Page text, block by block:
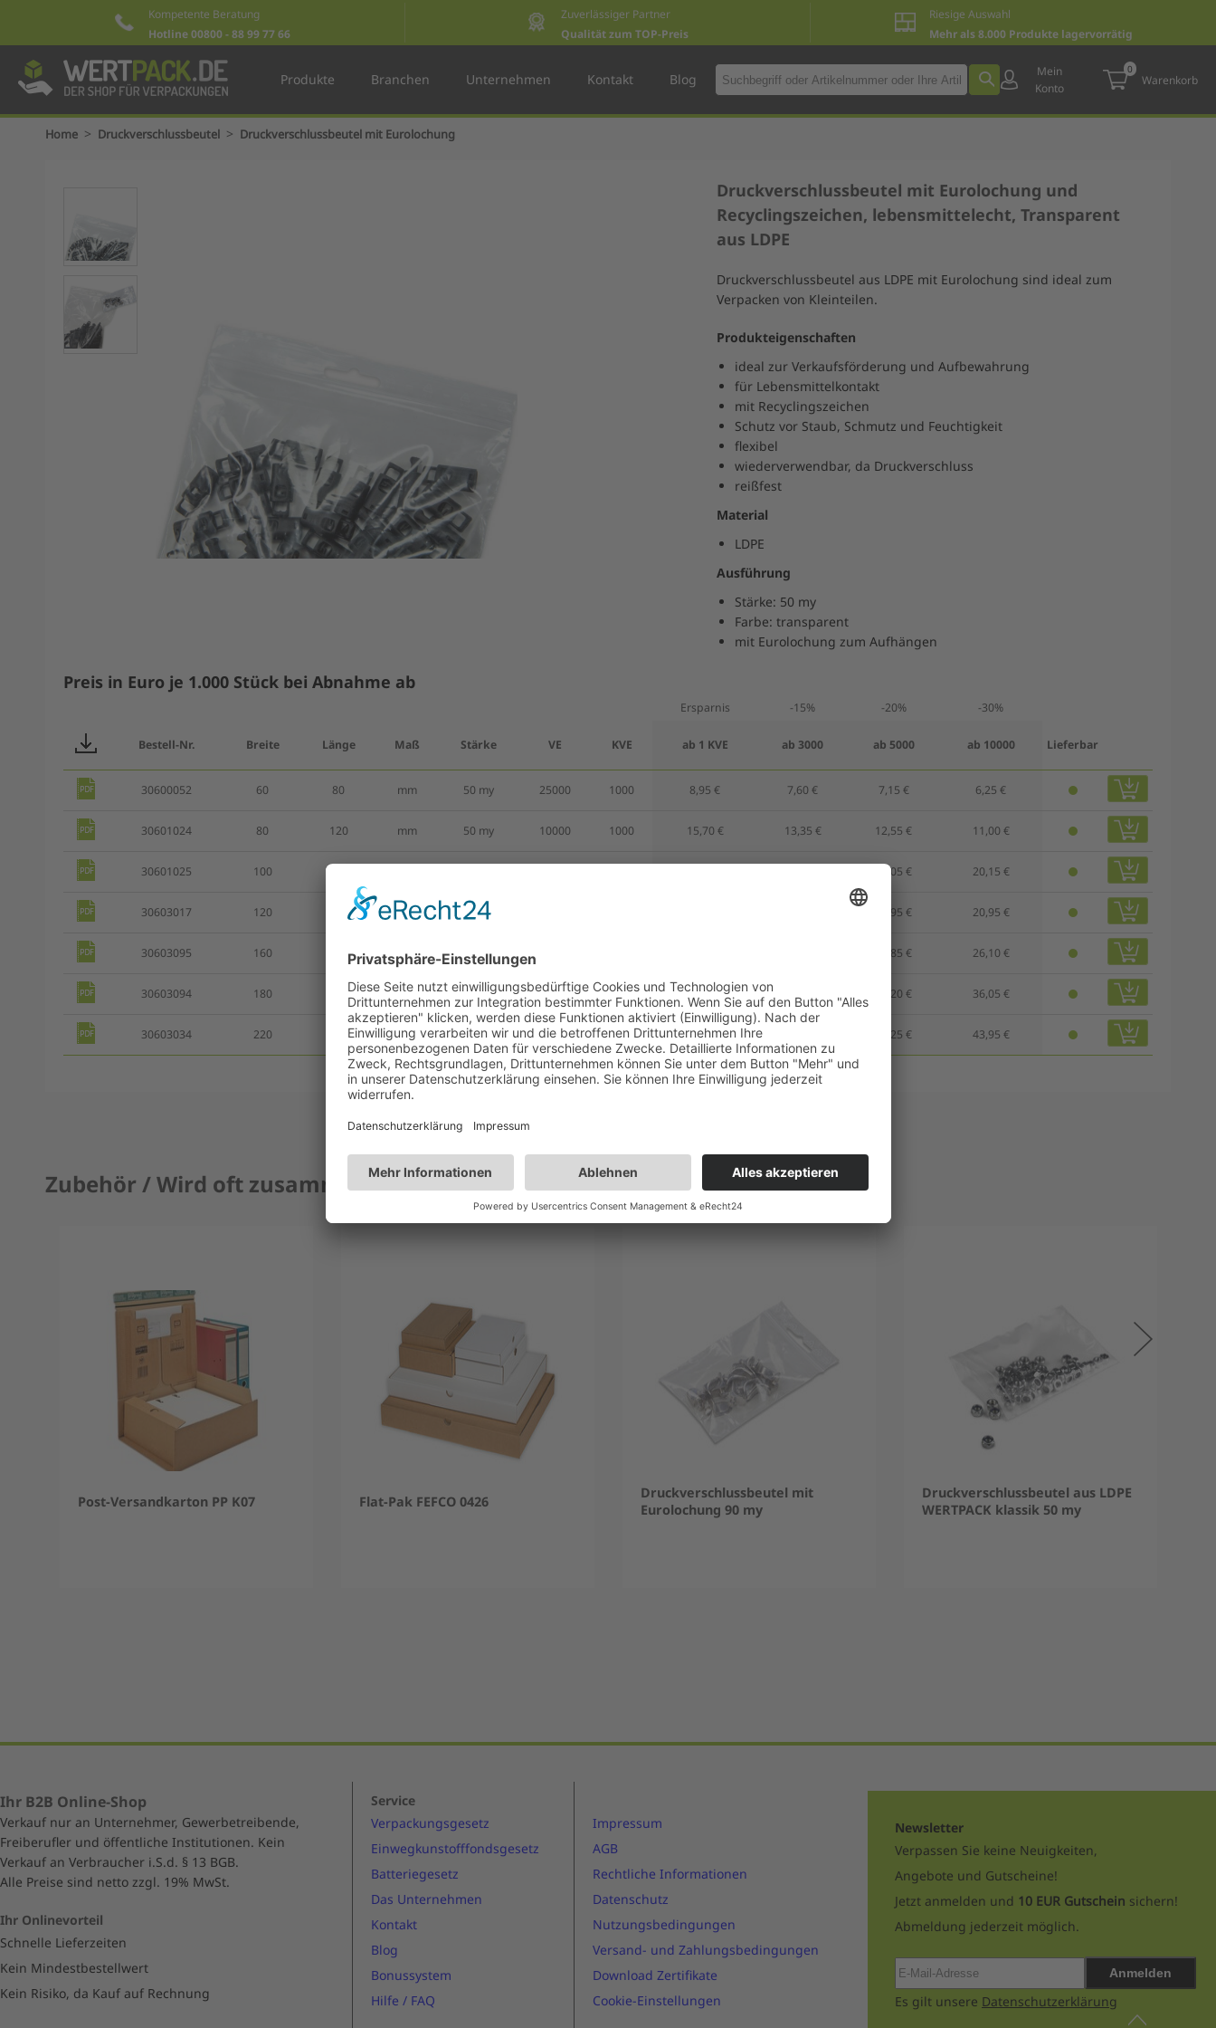
Kompetente Beratung
Hotline 00800 - 88 99 77 66
Zuverlässiger Partner
Qualität zum TOP-Preis
Riesige Auswahl
Mehr als 8.000 Produkte lagervorrätig
Produkte Branchen Unternehmen Kontakt Blog
Mein
Konto
0
Warenkorb
Home > Druckverschlussbeutel > Druckverschlussbeutel mit Eurolochung
Druckverschlussbeutel mit Eurolochung und
Recyclingszeichen, lebensmittelecht, Transparent
aus LDPE
Druckverschlussbeutel aus LDPE mit Eurolochung sind ideal zum
Verpacken von Kleinteilen.
Produkteigenschaften
ideal zur Verkaufsförderung und Aufbewahrung
für Lebensmittelkontakt
mit Recyclingszeichen
Schutz vor Staub, Schmutz und Feuchtigkeit
flexibel
wiederverwendbar, da Druckverschluss
reißfest
Material
LDPE
Ausführung
Stärke: 50 my
Farbe: transparent
mit Eurolochung zum Aufhängen
Preis in Euro je 1.000 Stück bei Abnahme ab
Ersparnis -15% -20% -30%
Bestell-Nr. Breite Länge Maß Stärke VE KVE ab 1 KVE ab 3000 ab 5000 ab 10000 Lieferbar
30600052 60 80 mm 50 my 25000 1000 8,95 € 7,60 € 7,15 € 6,25 €
30601024 80 120 mm 50 my 10000 1000 15,70 € 13,35 € 12,55 € 11,00 €
30601025 100 23,05 € 20,15 €
30603017 120 170 mm 50 my 23,95 € 20,95 €
30603095 160 mm 50 my 29,85 € 26,10 €
30603094 180 mm 50 my 2000 1000 51,50 € 43,75 € 41,20 € 36,05 €
30603034 220 mm 50 my 2000 1000 62,80 € 50,25 € 43,95 €
Zubehör / Wird oft zusammen gekauft
Post-Versandkarton PP K07 Flat-Pak FEFCO 0426
Druckverschlussbeutel mit
Eurolochung 90 my
Druckverschlussbeutel aus LDPE
WERTPACK klassik 50 my
Ihr B2B Online-Shop
Verkauf nur an Unternehmer, Gewerbetreibende,
Freiberufler und öffentliche Institutionen. Kein
Verkauf an Verbraucher i.S.d. § 13 BGB.
Alle Preise sind netto zzgl. 19% MwSt.
Ihr Onlinevorteil
Schnelle Lieferzeiten
Kein Mindestbestellwert
Kein Risiko, da Kauf auf Rechnung
Service
Verpackungsgesetz
Einwegkunstofffondsgesetz
Batteriegesetz
Das Unternehmen
Kontakt
Blog
Bonussystem
Hilfe / FAQ
Impressum
AGB
Rechtliche Informationen
Datenschutz
Nutzungsbedingungen
Versand- und Zahlungsbedingungen
Download Zertifikate
Cookie-Einstellungen
Newsletter
Verpassen Sie keine Neuigkeiten,
Angebote und Gutscheine!
Jetzt anmelden und 10 EUR Gutschein sichern!
Abmeldung jederzeit möglich.
Anmelden
Es gilt unsere Datenschutzerklärung